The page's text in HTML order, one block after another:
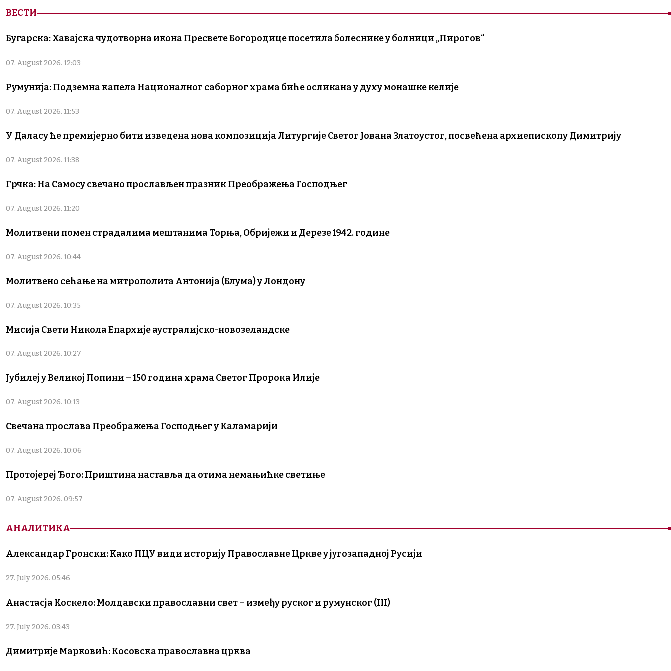
ВЕСТИ
Бугарска: Хавајска чудотворна икона Пресвете Богородице посетила болеснике у болници „Пирогов“
07. August 2026. 12:03
Румунија: Подземна капела Националног саборног храма биће осликана у духу монашке келије
07. August 2026. 11:53
У Даласу ће премијерно бити изведена нова композиција Литургије Светог Јована Златоустог, посвећена архиепископу Димитрију
07. August 2026. 11:38
Грчка: На Самосу свечано прослављен празник Преображења Господњег
07. August 2026. 11:20
Молитвени помен страдалима мештанима Торња, Обријежи и Дерезе 1942. године
07. August 2026. 10:44
Молитвено сећање на митрополита Антонија (Блума) у Лондону
07. August 2026. 10:35
Мисија Свети Никола Епархије аустралијско-новозеландске
07. August 2026. 10:27
Јубилеј у Великој Попини – 150 година храма Светог Пророка Илије
07. August 2026. 10:13
Свечана прослава Преображења Господњег у Каламарији
07. August 2026. 10:06
Протојереј Ђого: Приштина наставља да отима немањићке светиње
07. August 2026. 09:57
АНАЛИТИКА
Александар Гронски: Како ПЦУ види историју Православне Цркве у југозападној Русији
27. July 2026. 05:46
Анастасја Коскело: Молдавски православни свет – између руског и румунског (III)
27. July 2026. 03:43
Димитрије Марковић: Косовска православна црква